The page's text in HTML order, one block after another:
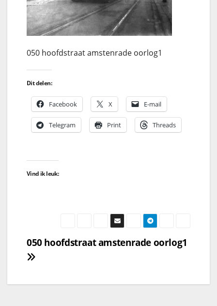
050 hoofdstraat amstenrade oorlog1
Dit delen:
Facebook X E-mail
Telegram Print Threads
Vind ik leuk:
050 hoofdstraat amstenrade oorlog1